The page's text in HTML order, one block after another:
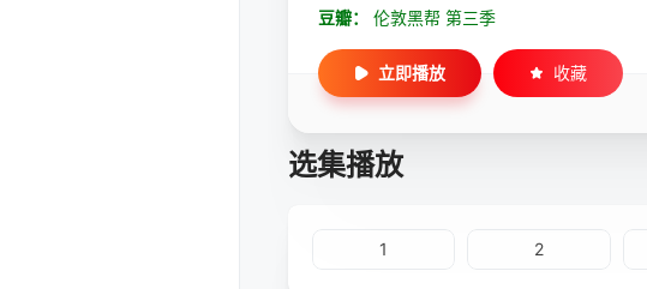
豆瓣：
伦敦黑帮 第三季
立即播放 收藏
选集播放
1 2